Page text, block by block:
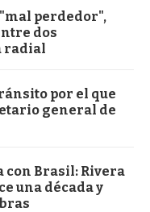
perdedor",
dos
radial
por el que
general de
con Brasil: Rivera
una década y